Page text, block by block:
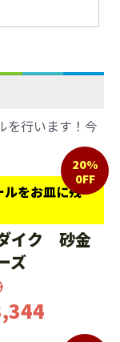
を行います！今
ルをお皿に残
20%
0FF
イク 砂金
ズ